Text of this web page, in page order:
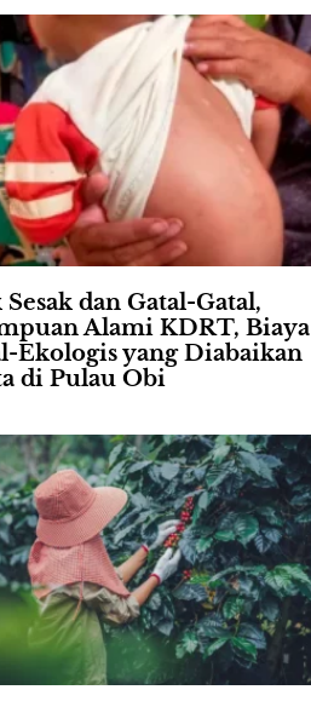
dan Gatal-Gatal,
Alami KDRT, Biaya
Ekologis yang Diabaikan
di Pulau Obi